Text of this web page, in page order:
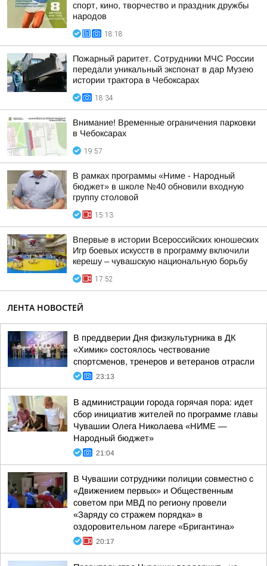
спорт, кино, творчество и праздник дружбы
народов
18:18
Пожарный раритет. Сотрудники МЧС России
передали уникальный экспонат в дар Музею
истории трактора в Чебоксарах
18:34
Внимание! Временные ограничения парковки
в Чебоксарах
19:57
В рамках программы «Ниме - Народный
бюджет» в школе №40 обновили входную
группу столовой
15:13
Впервые в истории Всероссийских юношеских
Игр боевых искусств в программу включили
керешу – чувашскую национальную борьбу
17:52
ЛЕНТА НОВОСТЕЙ
В преддверии Дня физкультурника в ДК
«Химик» состоялось чествование
спортсменов, тренеров и ветеранов отрасли
23:13
В администрации города горячая пора: идет
сбор инициатив жителей по программе главы
Чувашии Олега Николаева «НИМЕ —
Народный бюджет»
21:04
В Чувашии сотрудники полиции совместно с
«Движением первых» и Общественным
советом при МВД по региону провели
«Заряду со стражем порядка» в
оздоровительном лагере «Бригантина»
20:17